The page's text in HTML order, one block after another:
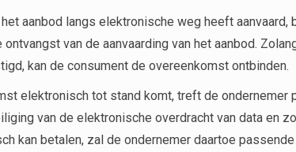
aanbod langs elektronische weg heeft
van de aanvaarding van het aanbod.
kan de consument de overeenkomst ontbinden.
elektronisch tot stand komt, treft de ondernemer
van de elektronische overdracht van data en
kan betalen, zal de ondernemer daartoe